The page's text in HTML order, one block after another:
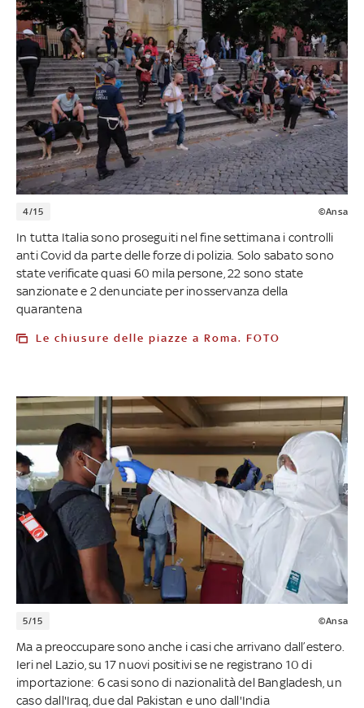
4/15 ©Ansa
In tutta Italia sono proseguiti nel fine settimana i controlli
anti Covid da parte delle forze di polizia. Solo sabato sono
state verificate quasi 60 mila persone, 22 sono state
sanzionate e 2 denunciate per inosservanza della
quarantena
Le chiusure delle piazze a Roma. FOTO
5/15 ©Ansa
Ma a preoccupare sono anche i casi che arrivano dall’estero.
Ieri nel Lazio, su 17 nuovi positivi se ne registrano 10 di
importazione: 6 casi sono di nazionalità del Bangladesh, un
caso dall'Iraq, due dal Pakistan e uno dall'India